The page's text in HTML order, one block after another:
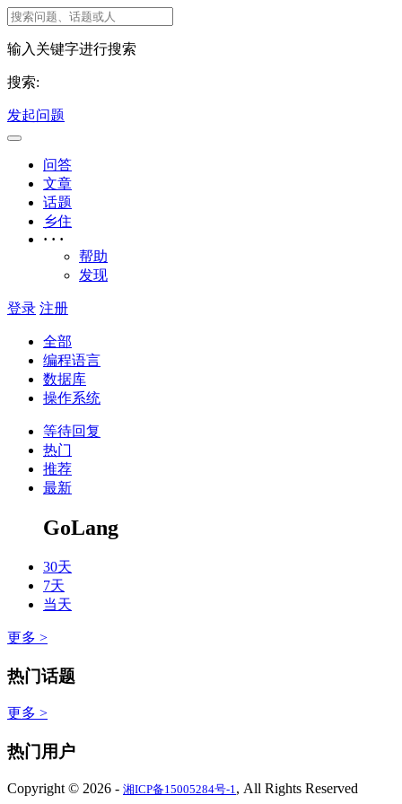
输入关键字进行搜索
搜索:
发起问题
问答
文章
话题
乡住
· · ·
帮助
发现
登录 注册
全部
编程语言
数据库
操作系统
等待回复
热门
推荐
最新
GoLang
30天
7天
当天
更多 >
热门话题
更多 >
热门用户
Copyright © 2026 - 湘ICP备15005284号-1 , All Rights Reserved